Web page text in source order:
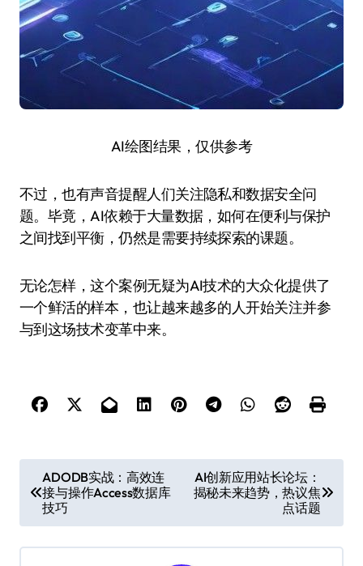
AI绘图结果，仅供参考
不过，也有声音提醒人们关注隐私和数据安全问
题。毕竟，AI依赖于大量数据，如何在便利与保护
之间找到平衡，仍然是需要持续探索的课题。
无论怎样，这个案例无疑为AI技术的大众化提供了
一个鲜活的样本，也让越来越多的人开始关注并参
与到这场技术变革中来。
章
导
航
ADODB实战：高效连
接与操作Access数据库
技巧
AI创新应用站长论坛：
揭秘未来趋势，热议焦
点话题